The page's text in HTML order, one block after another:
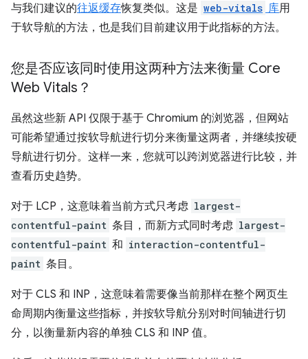
与我们建议的往返缓存恢复类似。这是 web-vitals 库用
于软导航的方法，也是我们目前建议用于此指标的方法。
您是否应该同时使用这两种方法来衡量 Core
Web Vitals？
虽然这些新 API 仅限于基于 Chromium 的浏览器，但网站
可能希望通过按软导航进行切分来衡量这两者，并继续按硬
导航进行切分。这样一来，您就可以跨浏览器进行比较，并
查看历史趋势。
对于 LCP，这意味着当前方式只考虑 largest-
contentful-paint 条目，而新方式同时考虑 largest-
contentful-paint 和 interaction-contentful-
paint 条目。
对于 CLS 和 INP，这意味着需要像当前那样在整个网页生
命周期内衡量这些指标，并按软导航分别对时间轴进行切
分，以衡量新内容的单独 CLS 和 INP 值。